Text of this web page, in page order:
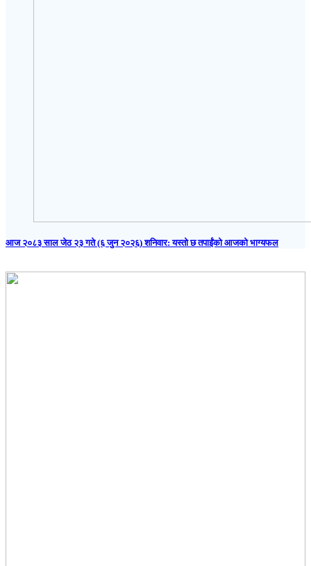
आज २०८३ साल जेठ २३ गते (६ जुन २०२६) शनिवार: यस्तो छ तपाईंको आजको भाग्यफल